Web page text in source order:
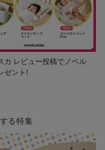
カ レビュー投稿でノベル
ゼント!
る特集